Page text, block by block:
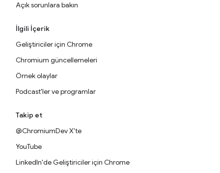
Açık sorunlara bakın
İlgili İçerik
Geliştiriciler için Chrome
Chromium güncellemeleri
Örnek olaylar
Podcast'ler ve programlar
Takip et
@ChromiumDev X'te
YouTube
LinkedIn'de Geliştiriciler için Chrome